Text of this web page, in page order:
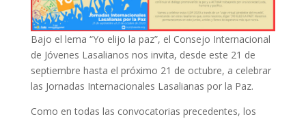
Bajo el lema “Yo elijo la paz”, el Consejo Internacional
de Jóvenes Lasalianos nos invita, desde este 21 de
septiembre hasta el próximo 21 de octubre, a celebrar
las Jornadas Internacionales Lasalianas por la Paz.
Como en todas las convocatorias precedentes, los